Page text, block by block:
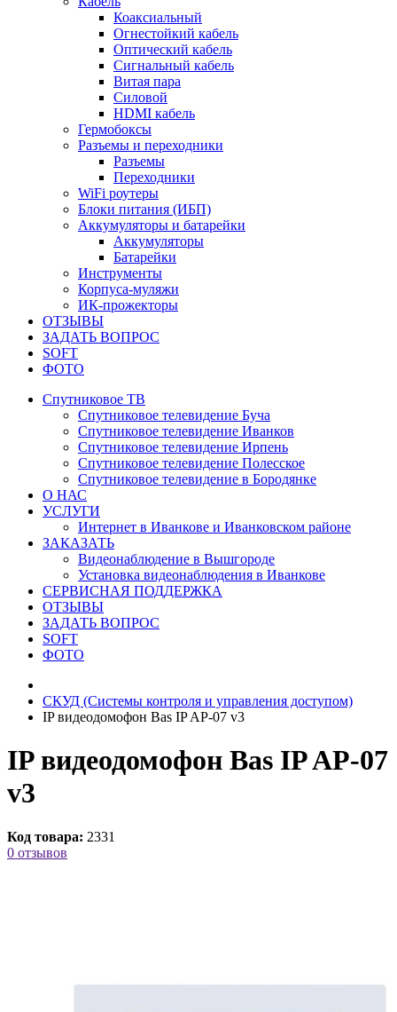
Коаксиальный
Огнестойкий кабель
Оптический кабель
Сигнальный кабель
Витая пара
Силовой
HDMI кабель
Гермобоксы
Разъемы и переходники
Разъемы
Переходники
WiFi роутеры
Блоки питания (ИБП)
Аккумуляторы и батарейки
Аккумуляторы
Батарейки
Инструменты
Корпуса-муляжи
ИК-прожекторы
ОТЗЫВЫ
ЗАДАТЬ ВОПРОС
SOFT
ФОТО
Спутниковое ТВ
Спутниковое телевидение Буча
Спутниковое телевидение Иванков
Спутниковое телевидение Ирпень
Спутниковое телевидение Полесское
Спутниковое телевидение в Бородянке
О НАС
УСЛУГИ
Интернет в Иванкове и Иванковском районе
ЗАКАЗАТЬ
Видеонаблюдение в Вышгороде
Установка видеонаблюдения в Иванкове
СЕРВИСНАЯ ПОДДЕРЖКА
ОТЗЫВЫ
ЗАДАТЬ ВОПРОС
SOFT
ФОТО
СКУД (Системы контроля и управления доступом)
IP видеодомофон Bas IP AP-07 v3
IP видеодомофон Bas IP AP-07
v3
Код товара: 2331
0 отзывов